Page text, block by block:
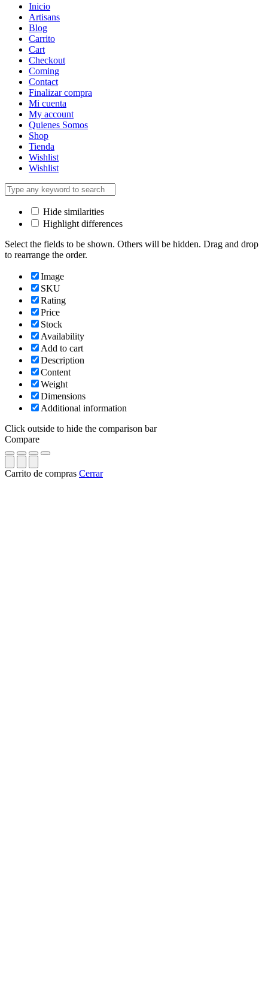
Inicio
Artisans
Blog
Carrito
Cart
Checkout
Coming
Contact
Finalizar compra
Mi cuenta
My account
Quienes Somos
Shop
Tienda
Wishlist
Wishlist
Hide similarities
Highlight differences
Select the fields to be shown. Others will be hidden. Drag and drop
to rearrange the order.
Image
SKU
Rating
Price
Stock
Availability
Add to cart
Description
Content
Weight
Dimensions
Additional information
Click outside to hide the comparison bar
Compare
Carrito de compras Cerrar